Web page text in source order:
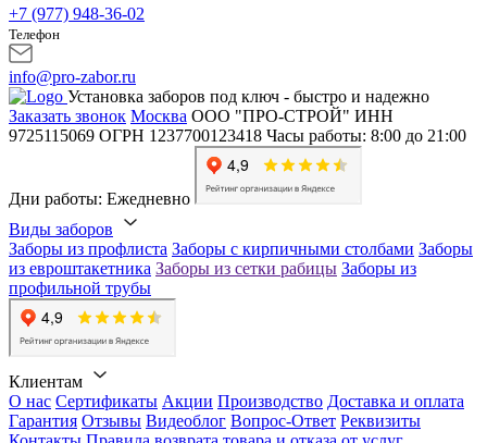
+7 (977) 948-36-02
Телефон
info@pro-zabor.ru
Установка заборов под ключ - быстро и надежно
Заказать звонок Москва ООО "ПРО-СТРОЙ" ИНН
9725115069 ОГРН 1237700123418 Часы работы: 8:00 до 21:00
Дни работы: Ежедневно
Виды заборов
Заборы из профлиста Заборы с кирпичными столбами Заборы
из евроштакетника Заборы из сетки рабицы Заборы из
профильной трубы
Клиентам
О нас Сертификаты Акции Производство Доставка и оплата
Гарантия Отзывы Видеоблог Вопрос-Ответ Реквизиты